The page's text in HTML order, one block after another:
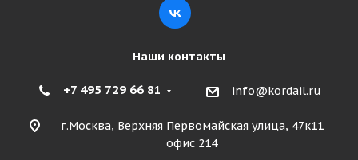
Наши контакты
+7 495 729 66 81 info@kordail.ru
г.Москва, Верхняя Первомайская улица, 47к11
офис 214